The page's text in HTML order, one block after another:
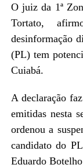
O juiz da 1ª
Tortato,
desinformação
(PL) tem
Cuiabá.
A declaração
emitidas nesta
ordenou a
candidato do
Eduardo